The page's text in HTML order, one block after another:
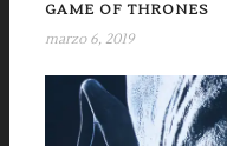
GAME OF THRONES
marzo 6, 2019